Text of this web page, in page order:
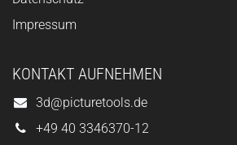
Impressum
KONTAKT AUFNEHMEN
3d@picturetools.de
+49 40 3346370-12